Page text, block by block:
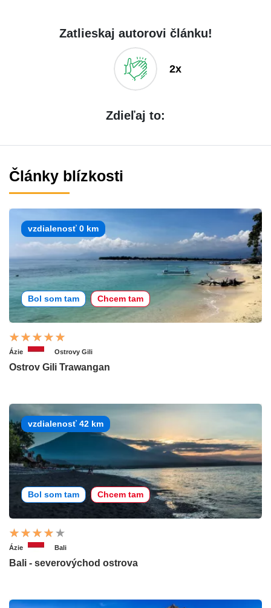
Zatlieskaj autorovi článku!
2x
Zdieľaj to:
Články blízkosti
vzdialenosť 0 km
Bol som tam Chcem tam
Ázie Ostrovy Gili
Ostrov Gili Trawangan
vzdialenosť 42 km
Bol som tam Chcem tam
Ázie Bali
Bali - severovýchod ostrova